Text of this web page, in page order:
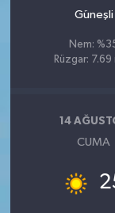
Güneşli
Nem:
Rüzgar:
14
CUMA